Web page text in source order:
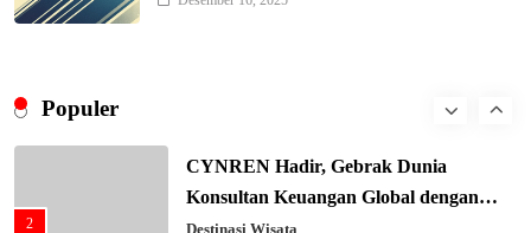
Populer
8
2
CYNREN Hadir, Gebrak Dunia
Konsultan Keuangan Global dengan
Sentuhan AI
Destinasi Wisata